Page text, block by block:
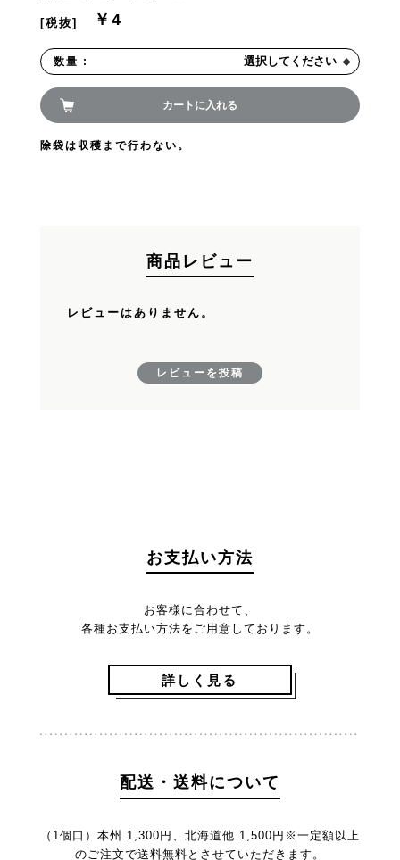
FANDE ファンデ
VIVANT ヴィヴァ
￥4
[税抜]
数量 : 選択してください
カートに入れる
除袋は収穫まで行わない。
お買い物を続ける
商品レビュー
レビューはありません。
レビューを投稿
お支払い方法
お客様に合わせて、
各種お支払い方法をご用意しております。
詳しく見る
配送・送料について
（1個口）本州 1,300円、北海道他 1,500円 ※一定額以上
のご注文で送料無料とさせていただきます。